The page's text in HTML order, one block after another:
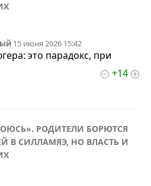
15 июня 2026 15:42
это парадокс, при
+14
РОДИТЕЛИ БОРЮТСЯ
В СИЛЛАМЯЭ, НО ВЛАСТЬ И